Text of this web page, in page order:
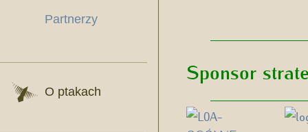
Partnerzy
O ptakach
Sponsor